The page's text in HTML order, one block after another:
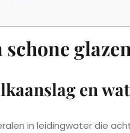
schone
en
in leidingwater die